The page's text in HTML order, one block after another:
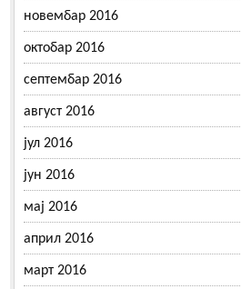
новембар 2016
октобар 2016
септембар 2016
август 2016
јул 2016
јун 2016
мај 2016
април 2016
март 2016